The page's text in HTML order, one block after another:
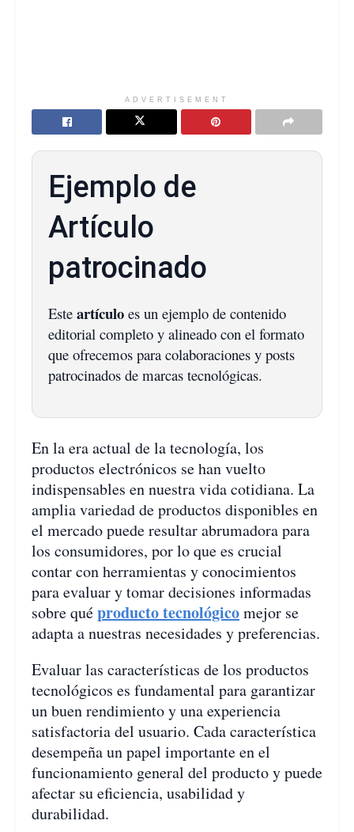
ADVERTISEMENT
Ejemplo de
Artículo
patrocinado
Este artículo es un ejemplo de contenido
editorial completo y alineado con el formato
que ofrecemos para colaboraciones y posts
patrocinados de marcas tecnológicas.
En la era actual de la tecnología, los
productos electrónicos se han vuelto
indispensables en nuestra vida cotidiana. La
amplia variedad de productos disponibles en
el mercado puede resultar abrumadora para
los consumidores, por lo que es crucial
contar con herramientas y conocimientos
para evaluar y tomar decisiones informadas
sobre quéproducto tecnológicomejor se
adapta a nuestras necesidades y preferencias.
Evaluar las características de los productos
tecnológicos es fundamental para garantizar
un buen rendimiento y una experiencia
satisfactoria del usuario. Cada característica
desempeña un papel importante en el
funcionamiento general del producto y puede
afectar su eficiencia, usabilidad y
durabilidad.